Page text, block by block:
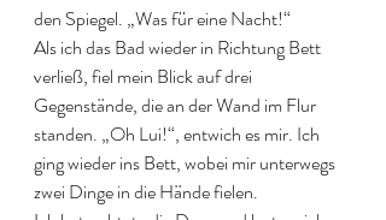
den Spiegel. „Was für eine Nacht!“
Als ich das Bad wieder in Richtung Bett
verließ, fiel mein Blick auf drei
Gegenstände, die an der Wand im Flur
standen. „Oh Lui!“, entwich es mir. Ich
ging wieder ins Bett, wobei mir unterwegs
zwei Dinge in die Hände fielen.